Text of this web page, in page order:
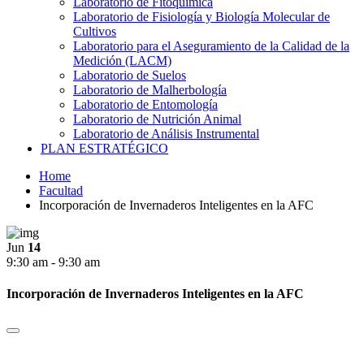
Laboratorio de Fisiología y Biología Molecular de
Cultivos
Laboratorio para el Aseguramiento de la Calidad de la
Medición (LACM)
Laboratorio de Suelos
Laboratorio de Malherbología
Laboratorio de Entomología
Laboratorio de Nutrición Animal
Laboratorio de Análisis Instrumental
PLAN ESTRATÉGICO
Home
Facultad
Incorporación de Invernaderos Inteligentes en la AFC
Jun 14
9:30 am - 9:30 am
Incorporación de Invernaderos Inteligentes en la AFC